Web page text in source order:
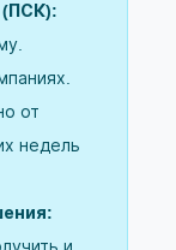
займ
(ПСК):
от
недель